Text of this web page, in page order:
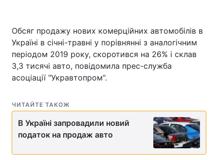
Обсяг продажу нових комерційних автомобілів в
Україні в січні-травні у порівнянні з аналогічним
періодом 2019 року, скоротився на 26% і склав
3,3 тисячі авто, повідомила прес-служба
асоціації "Укравтопром".
ЧИТАЙТЕ ТАКОЖ
В Україні запровадили новий
податок на продаж авто